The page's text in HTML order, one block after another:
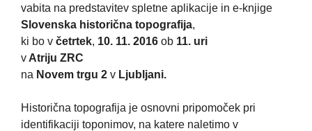
vabita na predstavitev spletne aplikacije in e-knjige
Slovenska historična topografija,
ki bo v četrtek, 10. 11. 2016 ob 11. uri
v Atriju ZRC
na Novem trgu 2 v Ljubljani.
Historična topografija je osnovni pripomoček pri
identifikaciji toponimov, na katere naletimo v